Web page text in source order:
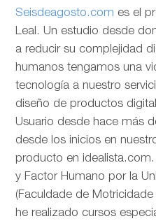
Seisdeagosto.com es el
Leal. Un estudio desde
a reducir su complejidad
humanos tengamos una
tecnología a nuestro
diseño de productos
Usuario desde hace más
desde los inicios en
producto en
y Factor Humano por la
(Faculdade de
he realizado cursos